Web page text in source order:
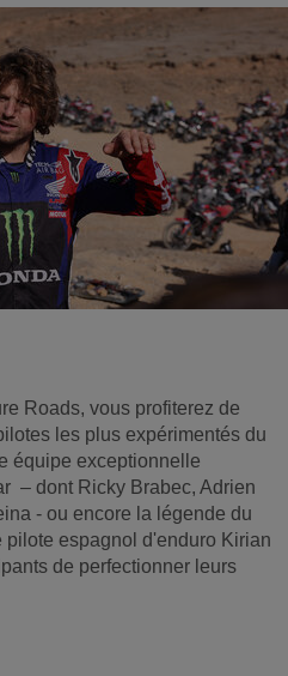
Roads, vous profiterez de
les plus expérimentés du
équipe exceptionnelle
– dont Ricky Brabec, Adrien
- ou encore la légende du
espagnol d'enduro Kirian
de perfectionner leurs